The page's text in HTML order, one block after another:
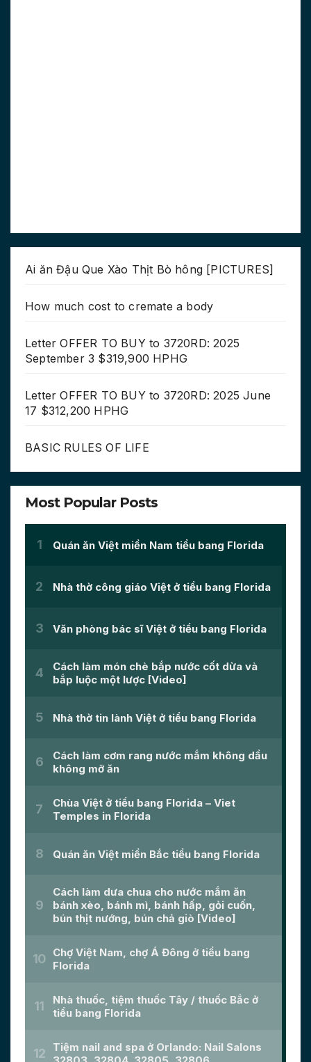
Ai ăn Đậu Que Xào Thịt Bò hông [PICTURES]
How much cost to cremate a body
Letter OFFER TO BUY to 3720RD: 2025
September 3 $319,900 HPHG
Letter OFFER TO BUY to 3720RD: 2025 June
17 $312,200 HPHG
BASIC RULES OF LIFE
Most Popular Posts